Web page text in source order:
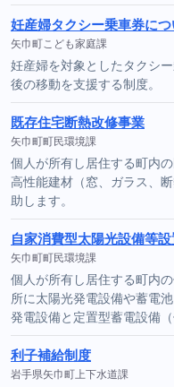
妊産婦タクシー乗車券につ
矢巾町こども家庭課
妊産婦を対象としたタクシ
後の移動を支援する制度。
既存住宅断熱改修事業
矢巾町町民環境課
個人が所有し居住する町内
高性能建材（窓、ガラス、
助します。
自家消費型太陽光設備等
矢巾町町民環境課
個人が所有し居住する町内
所に太陽光発電設備や蓄電
発電設備と定置型蓄電設備
利子補給制度
岩手県矢巾町上下水道課